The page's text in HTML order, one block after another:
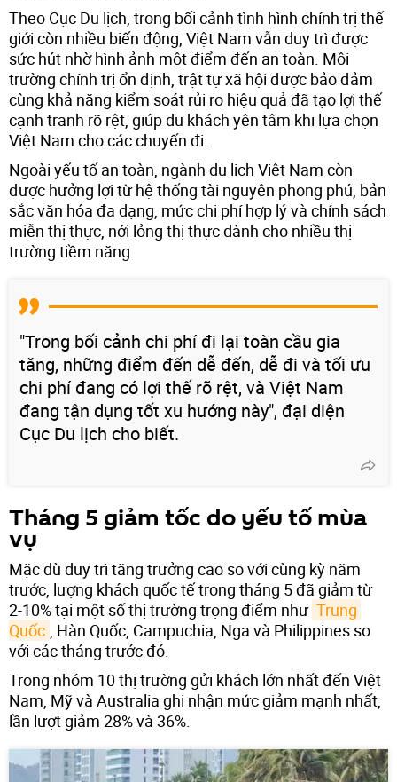
Theo Cục Du lịch, trong bối cảnh tình hình chính trị thế
giới còn nhiều biến động, Việt Nam vẫn duy trì được
sức hút nhờ hình ảnh một điểm đến an toàn. Môi
trường chính trị ổn định, trật tự xã hội được bảo đảm
cùng khả năng kiểm soát rủi ro hiệu quả đã tạo lợi thế
cạnh tranh rõ rệt, giúp du khách yên tâm khi lựa chọn
Việt Nam cho các chuyến đi.
Ngoài yếu tố an toàn, ngành du lịch Việt Nam còn
được hưởng lợi từ hệ thống tài nguyên phong phú, bản
sắc văn hóa đa dạng, mức chi phí hợp lý và chính sách
miễn thị thực, nới lỏng thị thực dành cho nhiều thị
trường tiềm năng.
"Trong bối cảnh chi phí đi lại toàn cầu gia
tăng, những điểm đến dễ đến, dễ đi và tối ưu
chi phí đang có lợi thế rõ rệt, và Việt Nam
đang tận dụng tốt xu hướng này", đại diện
Cục Du lịch cho biết.
Tháng 5 giảm tốc do yếu tố mùa
vụ
Mặc dù duy trì tăng trưởng cao so với cùng kỳ năm
trước, lượng khách quốc tế trong tháng 5 đã giảm từ
2-10% tại một số thị trường trọng điểm như Trung
Quốc , Hàn Quốc, Campuchia, Nga và Philippines so
với các tháng trước đó.
Trong nhóm 10 thị trường gửi khách lớn nhất đến Việt
Nam, Mỹ và Australia ghi nhận mức giảm mạnh nhất,
lần lượt giảm 28% và 36%.